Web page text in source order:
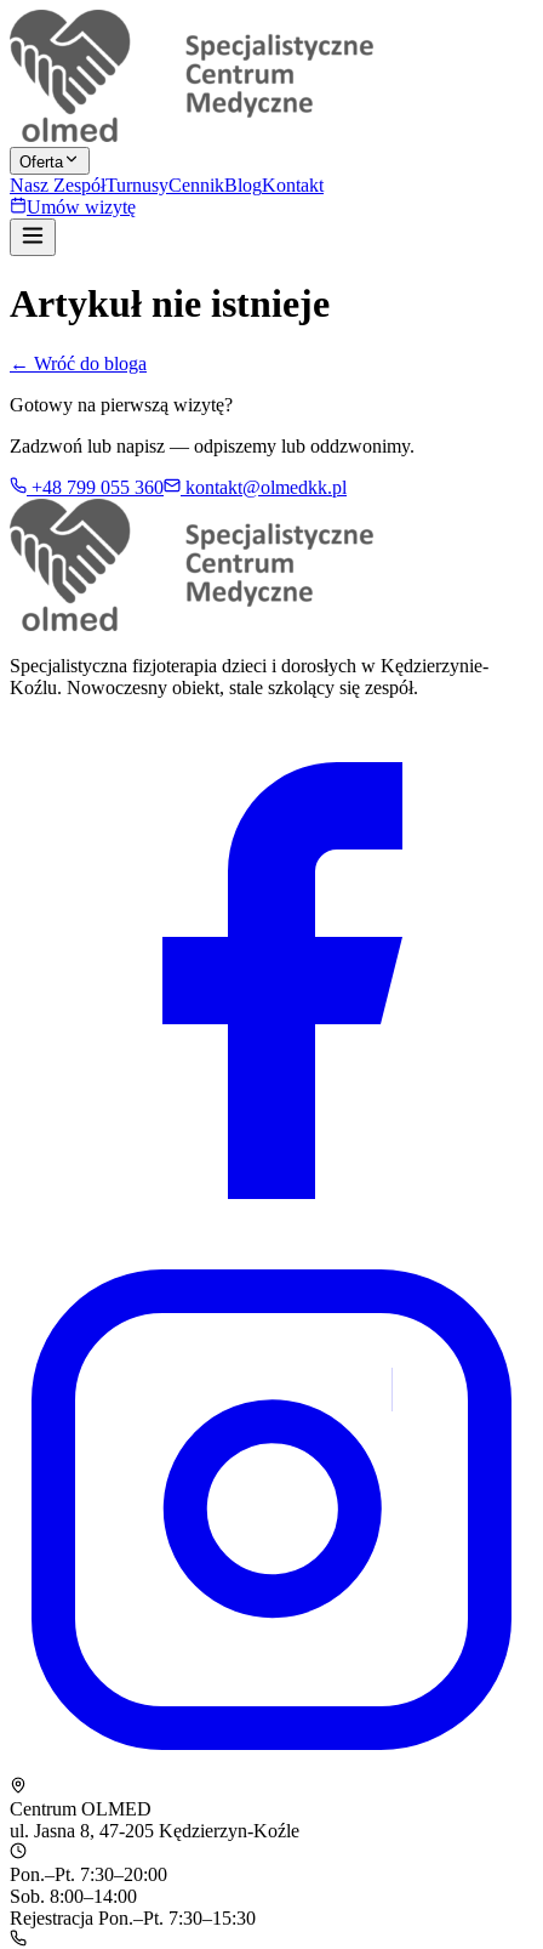
Oferta
Nasz ZespółTurnusyCennikBlogKontakt
Umów wizytę
Artykuł nie istnieje
← Wróć do bloga
Gotowy na pierwszą wizytę?
Zadzwoń lub napisz — odpiszemy lub oddzwonimy.
+48 799 055 360
kontakt@olmedkk.pl
Specjalistyczna fizjoterapia dzieci i dorosłych w Kędzierzynie-
Koźlu. Nowoczesny obiekt, stale szkolący się zespół.
Centrum OLMED
ul. Jasna 8, 47-205 Kędzierzyn-Koźle
Pon.–Pt. 7:30–20:00
Sob. 8:00–14:00
Rejestracja Pon.–Pt. 7:30–15:30